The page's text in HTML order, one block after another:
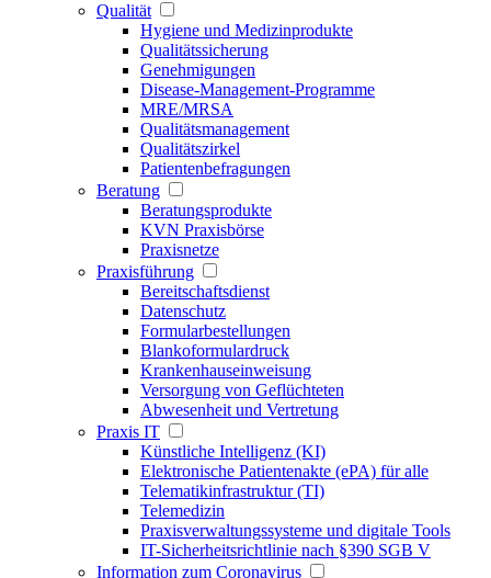
Qualität
Hygiene und Medizinprodukte
Qualitätssicherung
Genehmigungen
Disease-Management-Programme
MRE/MRSA
Qualitätsmanagement
Qualitätszirkel
Patientenbefragungen
Beratung
Beratungsprodukte
KVN Praxisbörse
Praxisnetze
Praxisführung
Bereitschaftsdienst
Datenschutz
Formularbestellungen
Blankoformulardruck
Krankenhauseinweisung
Versorgung von Geflüchteten
Abwesenheit und Vertretung
Praxis IT
Künstliche Intelligenz (KI)
Elektronische Patientenakte (ePA) für alle
Telematikinfrastruktur (TI)
Telemedizin
Praxisverwaltungssysteme und digitale Tools
IT-Sicherheitsrichtlinie nach §390 SGB V
Information zum Coronavirus